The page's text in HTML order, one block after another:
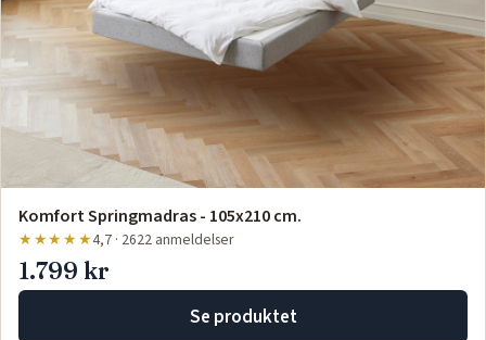
Komfort Springmadras - 105x210 cm.
★★★★★4,7 · 2622 anmeldelser
1.799 kr
Se produktet